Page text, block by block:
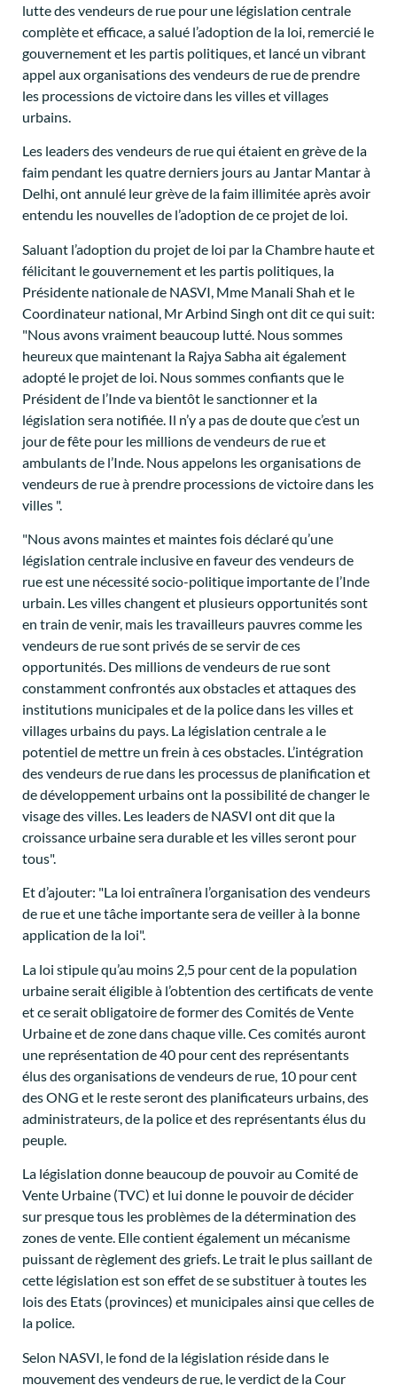
lutte des vendeurs de rue pour une législation centrale
complète et efficace, a salué l’adoption de la loi, remercié le
gouvernement et les partis politiques, et lancé un vibrant
appel aux organisations des vendeurs de rue de prendre
les processions de victoire dans les villes et villages
urbains.
Les leaders des vendeurs de rue qui étaient en grève de la
faim pendant les quatre derniers jours au Jantar Mantar à
Delhi, ont annulé leur grève de la faim illimitée après avoir
entendu les nouvelles de l’adoption de ce projet de loi.
Saluant l’adoption du projet de loi par la Chambre haute et
félicitant le gouvernement et les partis politiques, la
Présidente nationale de NASVI, Mme Manali Shah et le
Coordinateur national, Mr Arbind Singh ont dit ce qui suit:
"Nous avons vraiment beaucoup lutté. Nous sommes
heureux que maintenant la Rajya Sabha ait également
adopté le projet de loi. Nous sommes confiants que le
Président de l’Inde va bientôt le sanctionner et la
législation sera notifiée. Il n’y a pas de doute que c’est un
jour de fête pour les millions de vendeurs de rue et
ambulants de l’Inde. Nous appelons les organisations de
vendeurs de rue à prendre processions de victoire dans les
villes ".
"Nous avons maintes et maintes fois déclaré qu’une
législation centrale inclusive en faveur des vendeurs de
rue est une nécessité socio-politique importante de l’Inde
urbain. Les villes changent et plusieurs opportunités sont
en train de venir, mais les travailleurs pauvres comme les
vendeurs de rue sont privés de se servir de ces
opportunités. Des millions de vendeurs de rue sont
constamment confrontés aux obstacles et attaques des
institutions municipales et de la police dans les villes et
villages urbains du pays. La législation centrale a le
potentiel de mettre un frein à ces obstacles. L’intégration
des vendeurs de rue dans les processus de planification et
de développement urbains ont la possibilité de changer le
visage des villes. Les leaders de NASVI ont dit que la
croissance urbaine sera durable et les villes seront pour
tous".
Et d’ajouter: "La loi entraînera l’organisation des vendeurs
de rue et une tâche importante sera de veiller à la bonne
application de la loi".
La loi stipule qu’au moins 2,5 pour cent de la population
urbaine serait éligible à l’obtention des certificats de vente
et ce serait obligatoire de former des Comités de Vente
Urbaine et de zone dans chaque ville. Ces comités auront
une représentation de 40 pour cent des représentants
élus des organisations de vendeurs de rue, 10 pour cent
des ONG et le reste seront des planificateurs urbains, des
administrateurs, de la police et des représentants élus du
peuple.
La législation donne beaucoup de pouvoir au Comité de
Vente Urbaine (TVC) et lui donne le pouvoir de décider
sur presque tous les problèmes de la détermination des
zones de vente. Elle contient également un mécanisme
puissant de règlement des griefs. Le trait le plus saillant de
cette législation est son effet de se substituer à toutes les
lois des Etats (provinces) et municipales ainsi que celles de
la police.
Selon NASVI, le fond de la législation réside dans le
mouvement des vendeurs de rue, le verdict de la Cour